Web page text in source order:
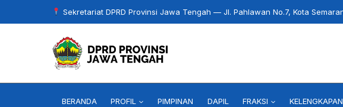
to
Sekretariat DPRD Provinsi Jawa Tengah — Jl. Pahlawan No.7, Kota
BERANDA PROFIL PIMPINAN DAPIL FRAKSI